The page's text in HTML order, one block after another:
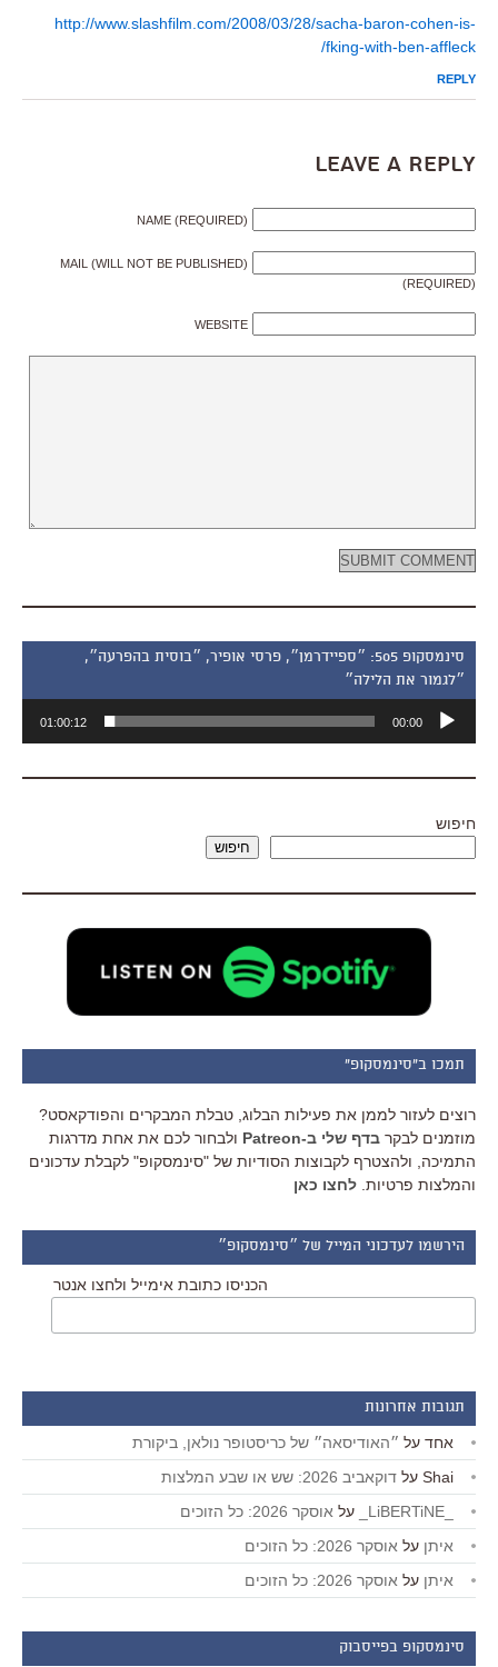
http://www.slashfilm.com/2008/03/28/sacha-baron-cohen-is-
fking-with-ben-affleck/
REPLY
Leave a Reply
NAME (REQUIRED)
MAIL (WILL NOT BE PUBLISHED)
(REQUIRED)
WEBSITE
סינמסקופ 505: ״ספיידרמן״, פרסי אופיר, ״בוסית בהפרעה״,
״לגמור את הלילה״
אודיו
00:00
01:00:12
חיפוש
חיפוש
תמכו ב"סינמסקופ"
רוצים לעזור לממן את פעילות הבלוג, טבלת המבקרים והפודקאסט?
מוזמנים לבקר בדף שלי ב-Patreon
ולבחור לכם את אחת מדרגות
התמיכה, ולהצטרף לקבוצות הסודיות של "סינמסקופ" לקבלת עדכונים
והמלצות פרטיות. לחצו כאן
הירשמו לעדכוני המייל של ״סינמסקופ״
הכניסו כתובת אימייל ולחצו אנטר
תגובות אחרונות
אחד על ״האודיסאה״ של כריסטופר נולאן, ביקורת
Shai על דוקאביב 2026: שש או שבע המלצות
על אוסקר 2026: כל הזוכים
איתן על אוסקר 2026: כל הזוכים
איתן על אוסקר 2026: כל הזוכים
סינמסקופ בפייסבוק